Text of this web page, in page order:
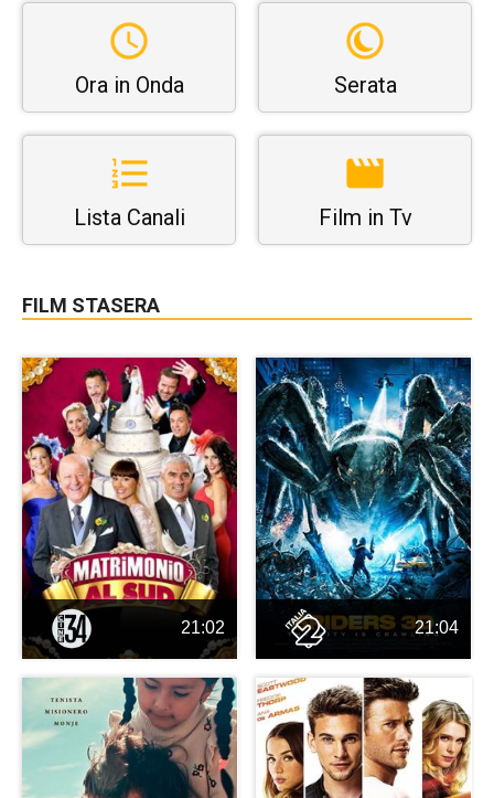
Ora in Onda Serata
Lista Canali Film in Tv
FILM STASERA
21:02 21:04